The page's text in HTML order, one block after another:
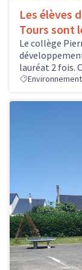
Les élèves
Tours sont
Le collège
lauréat 2 fois.